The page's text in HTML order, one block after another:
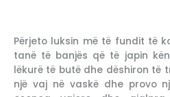
Përjeto luksin më të fundit të
tanë të banjës që të japin
lëkurë të butë dhe dëshiron të
një vaj në vaskë dhe provo